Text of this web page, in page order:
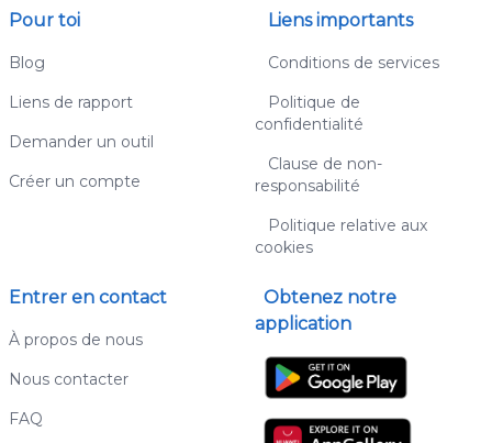
Pour toi
Blog
Liens de rapport
Demander un outil
Créer un compte
Liens importants
Conditions de services
Politique de
confidentialité
Clause de non-
responsabilité
Politique relative aux
cookies
Entrer en contact
À propos de nous
Nous contacter
FAQ
Obtenez notre
application